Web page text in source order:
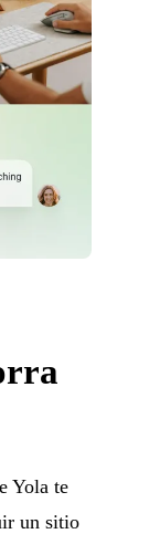
Yola te
un sitio